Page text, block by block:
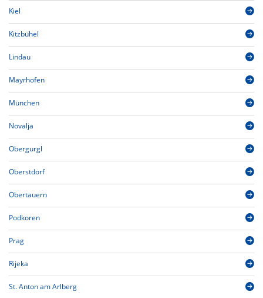
Kiel
Kitzbühel
Lindau
Mayrhofen
München
Novalja
Obergurgl
Oberstdorf
Obertauern
Podkoren
Prag
Rijeka
St. Anton am Arlberg